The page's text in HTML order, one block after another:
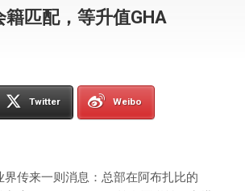
籍匹配，等升值GHA
Twitter Weibo
传来一则消息：总部在阿布扎比的